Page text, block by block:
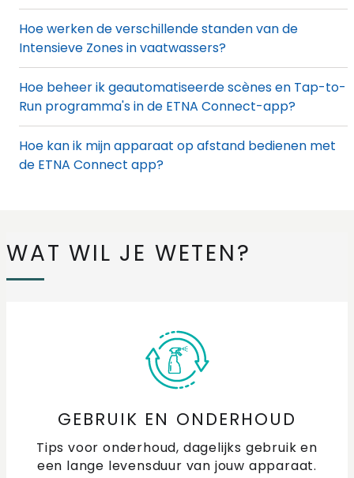
Hoe werken de verschillende standen van de
Intensieve Zones in vaatwassers?
Hoe beheer ik geautomatiseerde scènes en Tap-to-
Run programma's in de ETNA Connect-app?
Hoe kan ik mijn apparaat op afstand bedienen met
de ETNA Connect app?
Met hoeveel apparaten en accounts kan ik mijn
ETNA Connect-toestellen beheren?
GHz en 5 GHz voor de ETNA Connect-app?
Hoe kan ik uitloggen van mijn ETNA Connect
Hoe kan ik gegevens wijzigen in de ETNA Connect
app?
WAT WIL JE WETEN?
GEBRUIK EN ONDERHOUD
Tips voor onderhoud, dagelijks gebruik en
een lange levensduur van jouw apparaat.